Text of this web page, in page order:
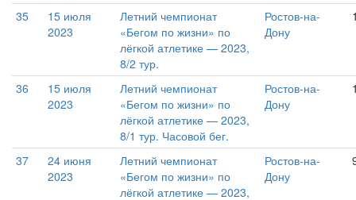
35
15 июля
2023
Летний чемпионат
«Бегом по жизни» по
лёгкой атлетике — 2023,
8/2 тур.
Ростов-на-
Дону
36
15 июля
2023
Летний чемпионат
«Бегом по жизни» по
лёгкой атлетике — 2023,
8/1 тур. Часовой бег.
Ростов-на-
Дону
37
24 июня
2023
Летний чемпионат
«Бегом по жизни» по
лёгкой атлетике — 2023,
Ростов-на-
Дону